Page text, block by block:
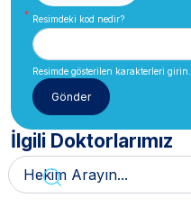
Resimdeki kod nedir?
Resimde gösterilen karakterleri girin.
İlgili Doktorlarımız